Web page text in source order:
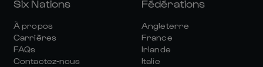
Six Nations
À propos
Carrières
FAQs
Contactez-nous
Fédérations
Angleterre
France
Irlande
Italie